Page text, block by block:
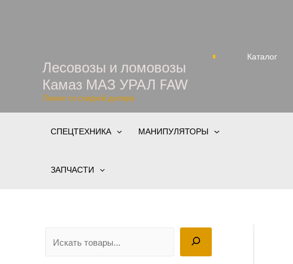
Лесовозы и ломовозы
Камаз МАЗ УРАЛ FAW
Лизинг со скидкой дилера
Каталог
СПЕЦТЕХНИКА МАНИПУЛЯТОРЫ
ЗАПЧАСТИ